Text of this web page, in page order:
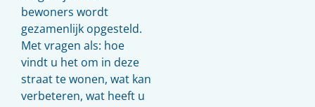
bewoners wordt
gezamenlijk opgesteld.
Met vragen als: hoe
vindt u het om in deze
straat te wonen, wat kan
verbeteren, wat heeft u